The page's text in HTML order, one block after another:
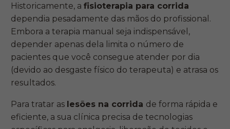
Historicamente, a fisioterapia para corrida
dependia pesadamente das mãos do profissional.
Embora a terapia manual seja indispensável,
depender apenas dela limita o número de
pacientes que você consegue atender por dia
(devido ao desgaste físico do terapeuta) e atrasa os
resultados.
Para tratar as lesões na corrida de forma rápida e
eficiente, a sua clínica precisa de tecnologias